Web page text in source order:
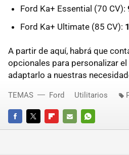
Ford Ka+ Essential (70 CV):
Ford Ka+ Ultimate (85 CV):
A partir de aquí, habrá que
opcionales para personalizar el
adaptarlo a nuestras
FACEBOOKTWITTERFLIPBOARD
E-
WHATSAPP
TEMAS Ford Utilitarios